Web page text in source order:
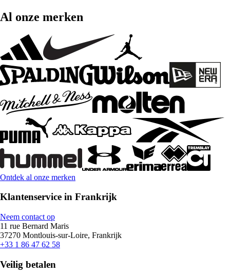
Al onze merken
Ontdek al onze merken
Klantenservice in Frankrijk
Neem contact op
11 rue Bernard Maris
37270 Montlouis-sur-Loire, Frankrijk
+33 1 86 47 62 58
Veilig betalen